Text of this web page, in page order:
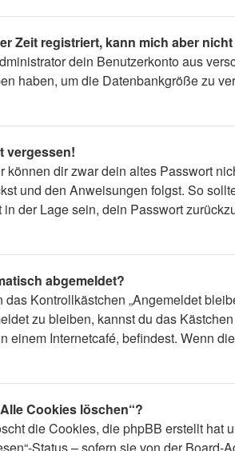
Zeit registriert, kann mich aber
dein Benutzerkonto aus
haben, um die Datenbankgröße zu
vergessen!
können dir zwar dein altes Passwort
und den Anweisungen folgst. So
der Lage sein, dein Passwort
abgemeldet?
Kontrollkästchen „Angemeldet
zu bleiben, kannst du das
einem Internetcafé, befindest. Wenn
Cookies löschen“?
die Cookies, die phpBB erstellt